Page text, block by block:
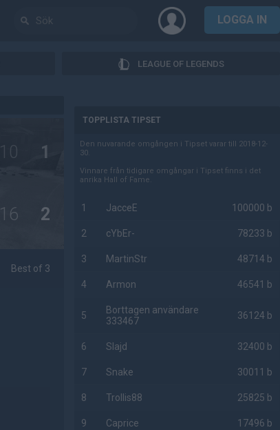
LOGGA IN
LEAGUE OF LEGENDS
10 1
16 2
Best of 3
TOPPLISTA TIPSET
Den nuvarande omgången i Tipset varar till 2018-12-
30.
Vinnare från tidigare omgångar i Tipset finns i det
anrika Hall of Fame.
1 JacceE 100000 b
2 cYbEr- 78233 b
3 MartinStr 48714 b
4 Armon 46541 b
5
Borttagen användare
333467
36124 b
6 Slajd 32400 b
7 Snake 30011 b
8 Trollis88 25825 b
9 Caprice 17496 b